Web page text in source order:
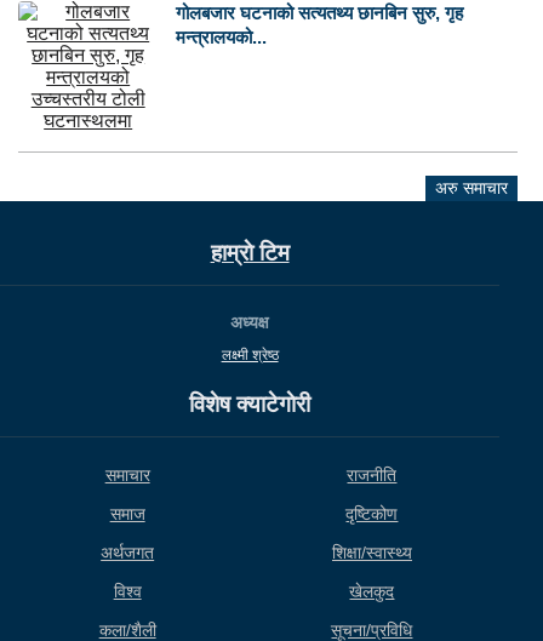
गोलबजार घटनाको सत्यतथ्य छानबिन सुरु, गृह
मन्त्रालयको...
अरु समाचार
हाम्राे टिम
अध्यक्ष
लक्ष्मी श्रेष्ठ
विशेष क्याटेगाेरी
समाचार
राजनीति
समाज
दृष्टिकोण
अर्थजगत
शिक्षा/स्वास्थ्य
विश्व
खेलकुद
कला/शैली
सूचना/प्रविधि